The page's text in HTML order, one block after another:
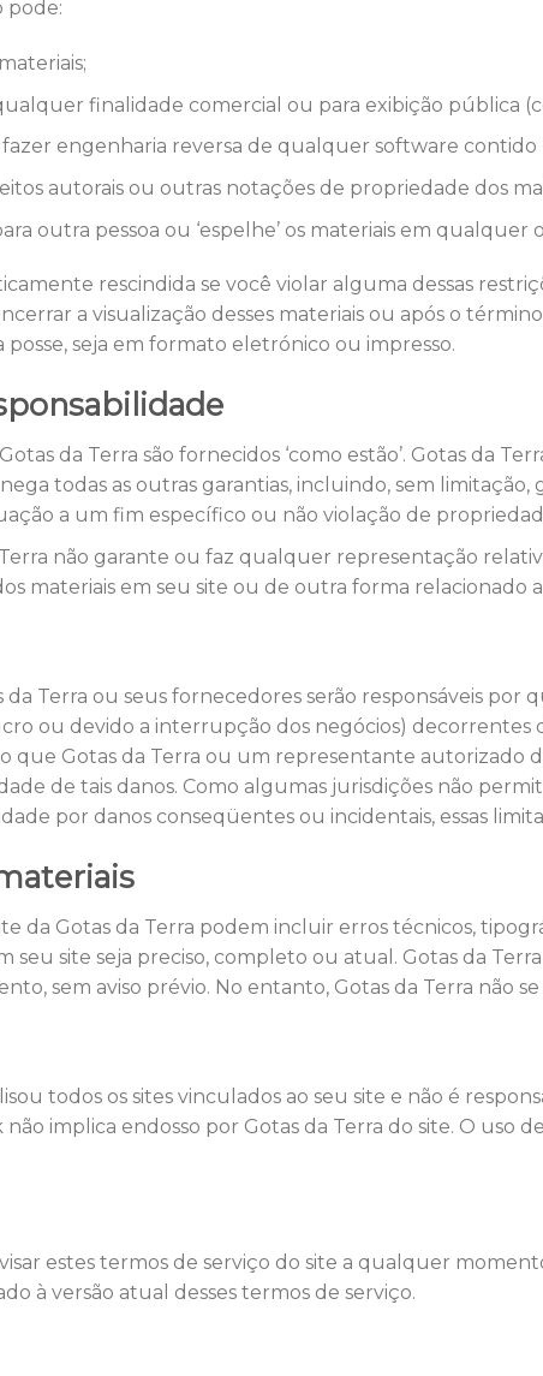
pode:
finalidade comercial ou para exibição pública
engenharia reversa de qualquer software contido
autorais ou outras notações de propriedade dos
outra pessoa ou ‘espelhe’ os materiais em qualquer
rescindida se você violar alguma dessas
a visualização desses materiais ou após o
posse, seja em formato eletrónico ou impresso.
da Terra são fornecidos ‘como estão’. Gotas da
todas as outras garantias, incluindo, sem
a um fim específico ou não violação de
não garante ou faz qualquer representação
materiais em seu site ou de outra forma relacionado
Terra ou seus fornecedores serão responsáveis ​​por
ou devido a interrupção dos negócios) decorrentes
que Gotas da Terra ou um representante autorizado
de tais danos. Como algumas jurisdições não
por danos conseqüentes ou incidentais, essas
da Gotas da Terra podem incluir erros técnicos,
site seja preciso, completo ou atual. Gotas da
sem aviso prévio. No entanto, Gotas da Terra não
todos os sites vinculados ao seu site e não é
implica endosso por Gotas da Terra do site. O uso
estes termos de serviço do site a qualquer
à versão atual desses termos de serviço.